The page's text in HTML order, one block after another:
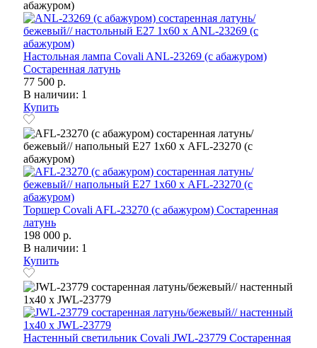
Настольная лампа Covali ANL-23269 (с абажуром)
Состаренная латунь
77 500 р.
В наличии: 1
Купить
Торшер Covali AFL-23270 (с абажуром) Состаренная
латунь
198 000 р.
В наличии: 1
Купить
Настенный светильник Covali JWL-23779 Состаренная